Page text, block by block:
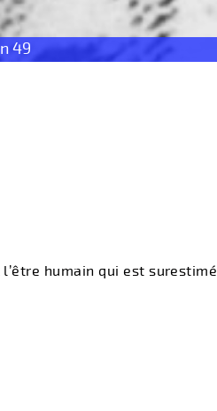
49
humain qui est surestimé.